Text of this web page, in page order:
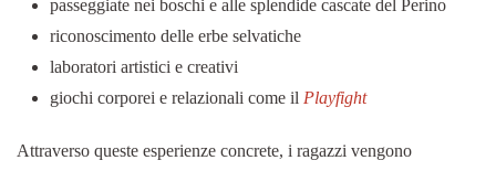
passeggiate nei boschi e alle splendide cascate del Perino
riconoscimento delle erbe selvatiche
laboratori artistici e creativi
giochi corporei e relazionali come il Playfight
Attraverso queste esperienze concrete, i ragazzi vengono